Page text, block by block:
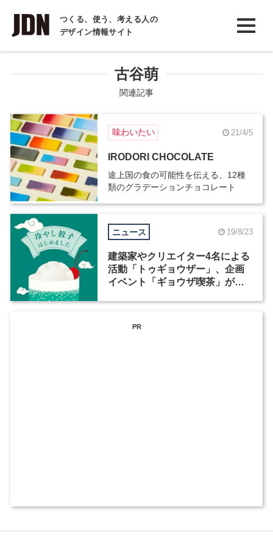
つくる、使う、考える人の
デザイン情報サイト
INTERVIEW
インタビュー
COLUMN
コラム
古谷萌
関連記事
味わいたい 21/4/5
IRODORI CHOCOLATE
途上国の食の可能性を伝える、12種
類のグラデーションチョコレート
ニュース 19/8/23
建築家やクリエイター4名による
活動「トゥギョウザー」、企画
イベント「ギョウザ喫茶」が一
PR